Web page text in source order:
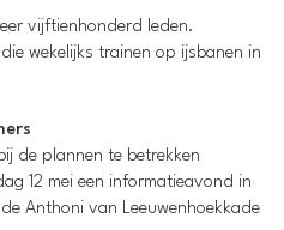
vijftienhonderd leden.
wekelijks trainen op ijsbanen in
de plannen te betrekken
12 mei een informatieavond in
Anthoni van Leeuwenhoekkade